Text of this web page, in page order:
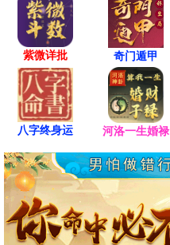
紫微详批 奇门遁甲
八字终身运 河洛一生婚禄